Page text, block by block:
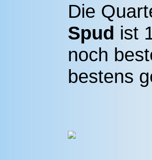
Die
Spud ist
noch
bestens